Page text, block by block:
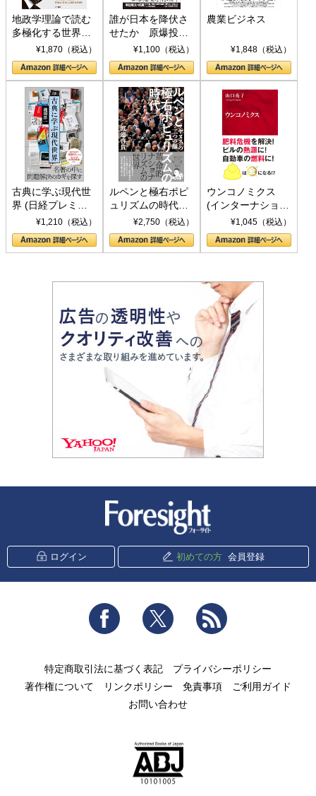
地政学理論で読む
多極化する世界：
トランプとBRICS
の挑戦
¥1,870（税込）
誰が日本を降伏さ
せたか 原爆投
下、ソ連参戦、そ
して聖断 (PHP新
書)
¥1,100（税込）
農業ビジネス
¥1,848（税込）
古典に学ぶ現代世
界 (日経プレミア
シリーズ)¥1,210（税込）
ルペンと極右ポピ
ュリズムの時代：
〈ヤヌス〉の二つ
の顔
¥2,750（税込）
ウンコノミクス
(インターナショナ
ル新書)¥1,045（税込）
ログイン 初めての方 会員登録
Facebook Twitter
特定商取引法に基づく表記
プライバシーポリシー
著作権について
リンクポリシー 免責事項
ご利用ガイド
お問い合わせ